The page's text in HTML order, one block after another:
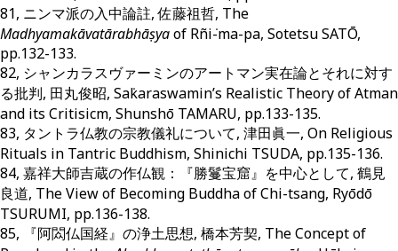
81, ニンマ派の入中論註, 佐藤祖哲, The
Madhyamakāvatārabhāṣyaof Rñiṅ-ma-pa, Sotetsu SATŌ,
pp.132-133.
82, シャンカラスヴァーミンのアートマン実在論とそれに対す
る批判, 田丸俊昭, Saṅkaraswamin’s Realistic Theory of Atman
and its Critisicm, Shunshō TAMARU, pp.133-135.
83, タントラ仏教の宗教儀礼について, 津田眞一, On Religious
Rituals in Tantric Buddhism, Shinichi TSUDA, pp.135-136.
84, 嘉祥大師吉蔵の作仏観：『勝鬘宝窟』を中心として, 鶴見
良道, The View of Becoming Buddha of Chi-tsang, Ryōdō
TSURUMI, pp.136-138.
85, 『阿閦仏国経』の浄土思想, 橋本芳契, The Concept of